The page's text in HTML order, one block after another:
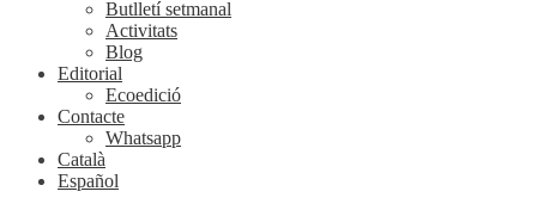
Butlletí setmanal
Activitats
Blog
Editorial
Ecoedició
Contacte
Whatsapp
Català
Español